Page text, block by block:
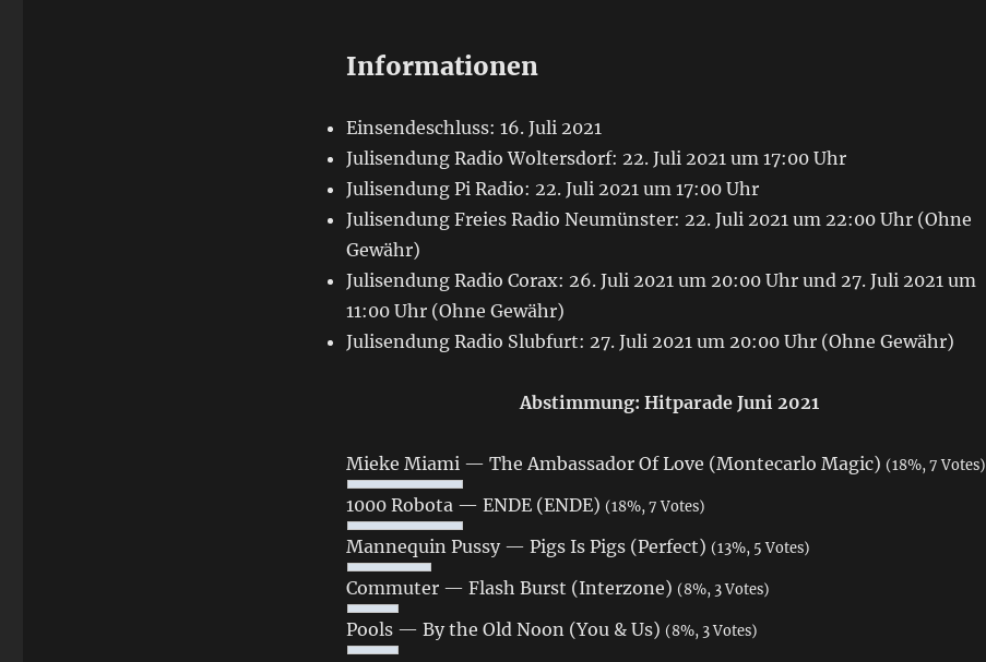
Informationen
Einsendeschluss: 16. Juli 2021
Julisendung Radio Woltersdorf: 22. Juli 2021 um 17:00 Uhr
Julisendung Pi Radio: 22. Juli 2021 um 17:00 Uhr
Julisendung Freies Radio Neumünster: 22. Juli 2021 um 22:00 Uhr (Ohne
Gewähr)
Julisendung Radio Corax: 26. Juli 2021 um 20:00 Uhr und 27. Juli 2021 um
11:00 Uhr (Ohne Gewähr)
Julisendung Radio Slubfurt: 27. Juli 2021 um 20:00 Uhr (Ohne Gewähr)
Abstimmung: Hitparade Juni 2021
Mieke Miami — The Ambassador Of Love (Montecarlo Magic) (18%, 7 Votes)
1000 Robota — ENDE (ENDE) (18%, 7 Votes)
Mannequin Pussy — Pigs Is Pigs (Perfect) (13%, 5 Votes)
Commuter — Flash Burst (Interzone) (8%, 3 Votes)
Pools — By the Old Noon (You & Us) (8%, 3 Votes)